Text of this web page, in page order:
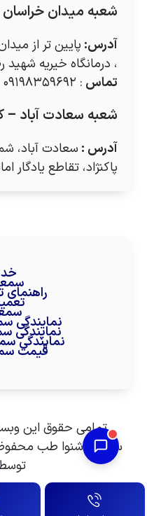
شعبه میدان
آدرس:
، درمانگاه خیریه
تماس : ۰۹۱۹۸۳۵۹۶۹۲
شعبه سعادت آباد –
آدرس : سعادت آباد،
پاکنژاد، تقاطع یادگار
نمایندگی
نمایندگی
نمایندگی
قیمت
تمامی حقوق این
سمعک شنوا طب محفوظ